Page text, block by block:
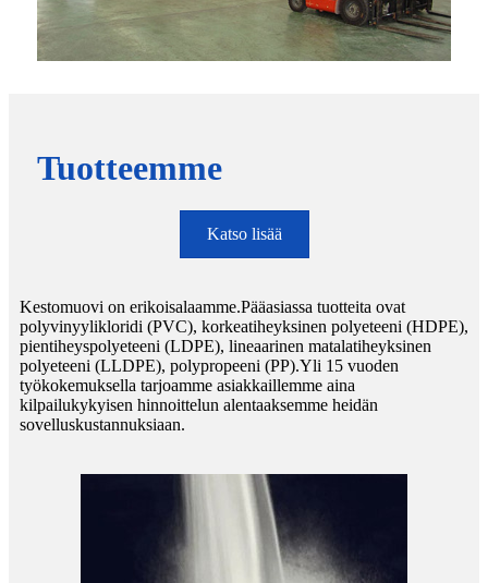
Tuotteemme
Katso lisää
Kestomuovi on erikoisalaamme.Pääasiassa tuotteita ovat
polyvinyylikloridi (PVC), korkeatiheyksinen polyeteeni (HDPE),
pientiheyspolyeteeni (LDPE), lineaarinen matalatiheyksinen
polyeteeni (LLDPE), polypropeeni (PP).Yli 15 vuoden
työkokemuksella tarjoamme asiakkaillemme aina
kilpailukykyisen hinnoittelun alentaaksemme heidän
sovelluskustannuksiaan.